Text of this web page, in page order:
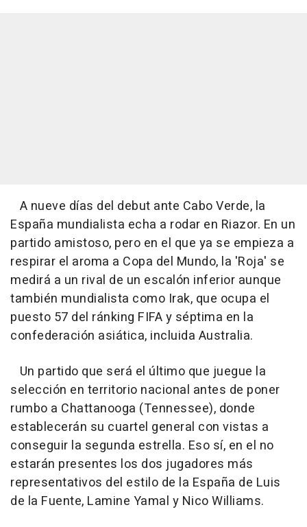
A nueve días del debut ante Cabo Verde, la
España mundialista echa a rodar en Riazor. En un
partido amistoso, pero en el que ya se empieza a
respirar el aroma a Copa del Mundo, la 'Roja' se
medirá a un rival de un escalón inferior aunque
también mundialista como Irak, que ocupa el
puesto 57 del ránking FIFA y séptima en la
confederación asiática, incluida Australia.
Un partido que será el último que juegue la
selección en territorio nacional antes de poner
rumbo a Chattanooga (Tennessee), donde
establecerán su cuartel general con vistas a
conseguir la segunda estrella. Eso sí, en el no
estarán presentes los dos jugadores más
representativos del estilo de la España de Luis
de la Fuente, Lamine Yamal y Nico Williams.